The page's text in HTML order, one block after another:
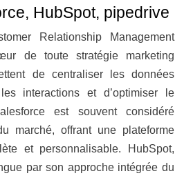
HubSpot, pipedrive
Relationship Management
de toute stratégie marketing
de centraliser les données
interactions et d’optimiser le
est souvent considéré
marché, offrant une plateforme
et personnalisable. HubSpot,
par son approche intégrée du